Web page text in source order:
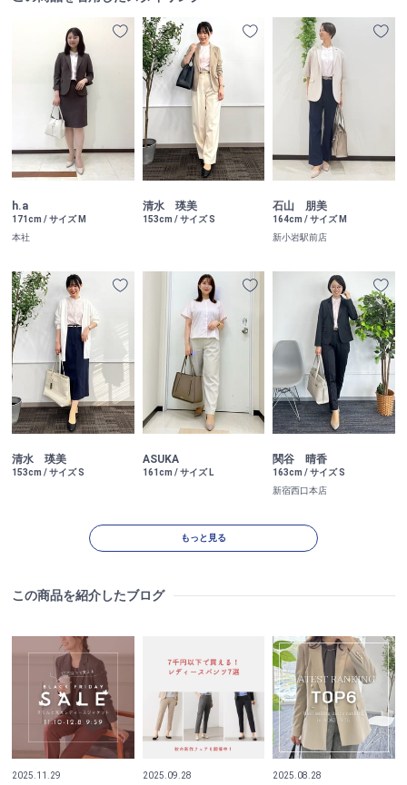
h.a
171cm / サイズ M
本社
清水 瑛美
153cm / サイズ S
石山 朋美
164cm / サイズ M
新小岩駅前店
清水 瑛美
153cm / サイズ S
ASUKA
161cm / サイズ L
関谷 晴香
163cm / サイズ S
新宿西口本店
もっと見る
この商品を紹介したブログ
2025.11.29
2025.09.28
2025.08.28